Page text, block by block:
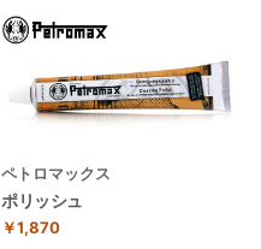
ペトロマックス
ポリッシュ
￥1,870